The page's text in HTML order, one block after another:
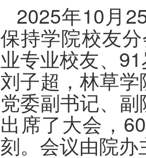
2025年10月
保持学院校友
业专业校友、
刘子超，林草
党委副书记、
出席了大会，
刻。会议由院